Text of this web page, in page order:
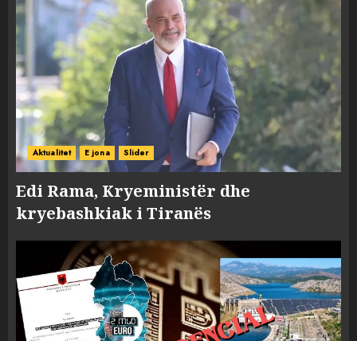
Aktualitet E jona Slider
Edi Rama, Kryeministër dhe
kryebashkiak i Tiranës